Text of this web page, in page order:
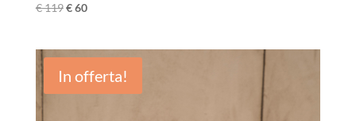
€119€60
In offerta!